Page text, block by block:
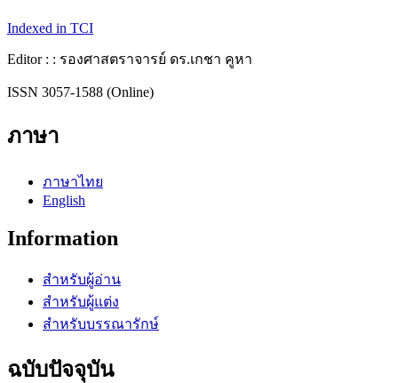
Indexed in TCI
Editor : : รองศาสตราจารย์ ดร.เกชา คูหา
ISSN 3057-1588 (Online)
ภาษา
ภาษาไทย
English
Information
สำหรับผู้อ่าน
สำหรับผู้แต่ง
สำหรับบรรณารักษ์
ฉบับปัจจุบัน